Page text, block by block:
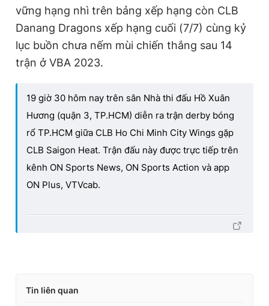
vững hạng nhì trên bảng xếp hạng còn CLB
Danang Dragons xếp hạng cuối (7/7) cùng kỷ
lục buồn chưa nếm mùi chiến thắng sau 14
trận ở VBA 2023.
19 giờ 30 hôm nay trên sân Nhà thi đấu Hồ Xuân
Hương (quận 3, TP.HCM) diễn ra trận derby bóng
rổ TP.HCM giữa CLB Ho Chi Minh City Wings gặp
CLB Saigon Heat. Trận đấu này được trực tiếp trên
kênh ON Sports News, ON Sports Action và app
ON Plus, VTVcab.
Tin liên quan